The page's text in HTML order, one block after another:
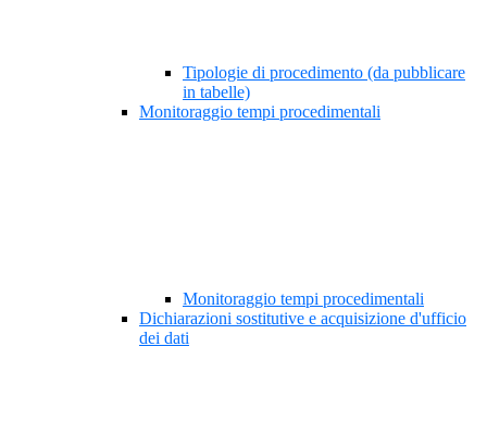
Tipologie di procedimento (da pubblicare
in tabelle)
Monitoraggio tempi procedimentali
Monitoraggio tempi procedimentali
Dichiarazioni sostitutive e acquisizione d'ufficio
dei dati